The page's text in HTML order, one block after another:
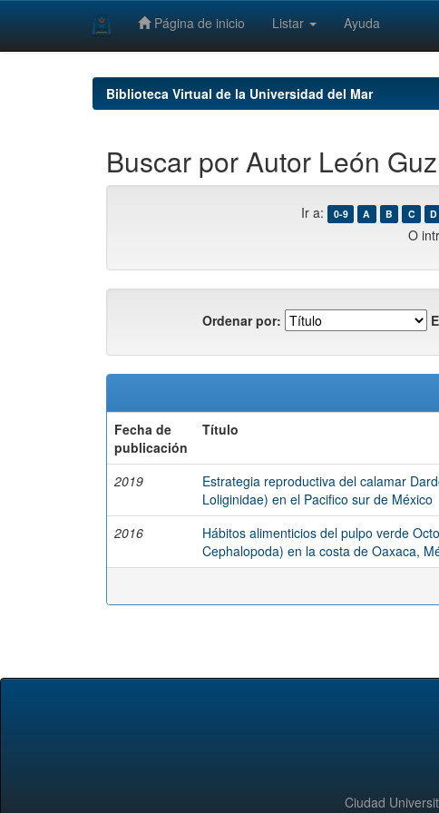
Página de inicio Listar Ayuda
Biblioteca Virtual de la Universidad del Mar
Buscar por Autor León
Ir a: 0-9 A B C D
O
Ordenar por:
Fecha de
publicación
Título
2019
Estrategia reproductiva del calamar
Loliginidae) en el Pacifico sur de México
2016
Hábitos alimenticios del pulpo verde
Cephalopoda) en la costa de Oaxaca,
Ciudad